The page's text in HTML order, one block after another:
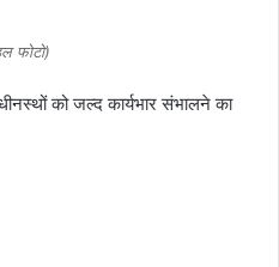
फोटो)
को जल्द कार्यभार संभालने का